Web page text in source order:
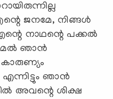
ജനമേ, നിങ്ങള്‍
നാഥന്റെ പക്കല്‍
ഞാന്‍
ഞാന്‍
അവന്റെ ശിക്ഷ